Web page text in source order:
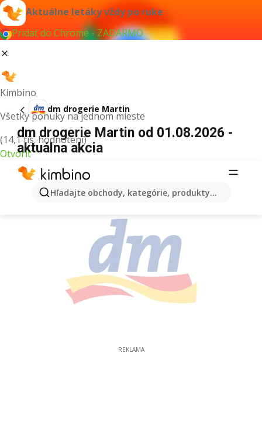
Aktuálne letáky vždy po ruke
Pridať do Chrome - ZADARMO
Kimbino
Všetky ponuky na jednom mieste
(14,1 tis. hodnotení)
Otvoriť
Hľadajte obchody, kategórie, produkty...
dm drogerie Martin
dm drogerie Martin od 01.08.2026 -
aktuálna akcia
REKLAMA